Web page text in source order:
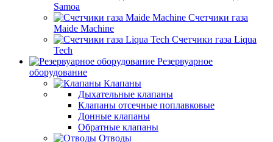
Samoa
Счетчики газа
Maide Machine
Счетчики газа Liqua
Tech
Резервуарное
оборудование
Клапаны
Дыхательные клапаны
Клапаны отсечные поплавковые
Донные клапаны
Обратные клапаны
Отводы